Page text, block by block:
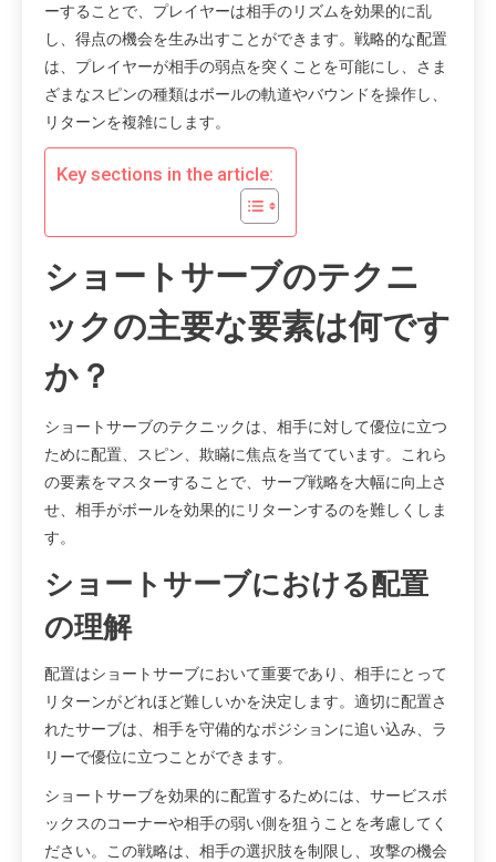
ーすることで、プレイヤーは相手のリズムを効果的に乱
し、得点の機会を生み出すことができます。戦略的な配置
は、プレイヤーが相手の弱点を突くことを可能にし、さま
ざまなスピンの種類はボールの軌道やバウンドを操作し、
リターンを複雑にします。
Key sections in the article:
ショートサーブのテクニ
ックの主要な要素は何です
か？
ショートサーブのテクニックは、相手に対して優位に立つ
ために配置、スピン、欺瞞に焦点を当てています。これら
の要素をマスターすることで、サーブ戦略を大幅に向上さ
せ、相手がボールを効果的にリターンするのを難しくしま
す。
ショートサーブにおける配置
の理解
配置はショートサーブにおいて重要であり、相手にとって
リターンがどれほど難しいかを決定します。適切に配置さ
れたサーブは、相手を守備的なポジションに追い込み、ラ
リーで優位に立つことができます。
ショートサーブを効果的に配置するためには、サービスボ
ックスのコーナーや相手の弱い側を狙うことを考慮してく
ださい。この戦略は、相手の選択肢を制限し、攻撃の機会